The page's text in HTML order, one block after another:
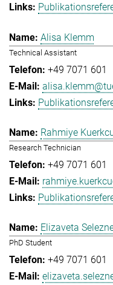
Alisa Klemm
Technical Assistant
+49 7071 601
Rahmiye
Research Technician
+49 7071 601
Elizaveta
PhD Student
+49 7071 601